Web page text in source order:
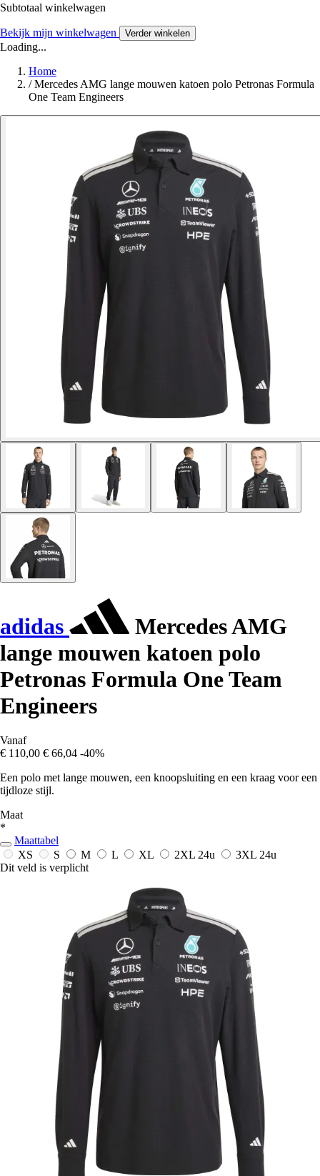
Subtotaal winkelwagen
Bekijk mijn winkelwagen Verder winkelen
Loading...
Home
/ Mercedes AMG lange mouwen katoen polo Petronas Formula
One Team Engineers
adidas
Mercedes AMG
lange mouwen katoen polo
Petronas Formula One Team
Engineers
Vanaf
€ 110,00 € 66,04 -40%
Een polo met lange mouwen, een knoopsluiting en een kraag voor een
tijdloze stijl.
Maat
*
Maattabel
XS
S M L XL 2XL 24u 3XL 24u
Dit veld is verplicht